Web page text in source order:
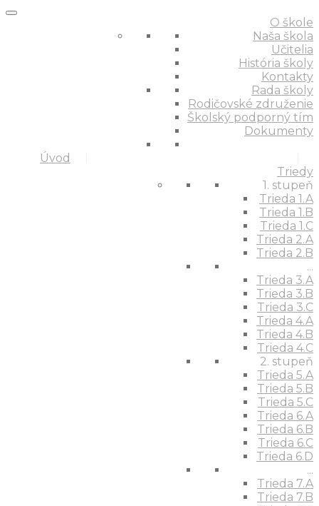
Úvod
O škole
Naša škola
Učitelia
História školy
Kontakty
Rada školy
Rodičovské združenie
Školský podporný tím
Dokumenty
Triedy
1. stupeň
Trieda 1.A
Trieda 1.B
Trieda 1.C
Trieda 2.A
Trieda 2.B
...
Trieda 3.A
Trieda 3.B
Trieda 3.C
Trieda 4.A
Trieda 4.B
Trieda 4.C
2. stupeň
Trieda 5.A
Trieda 5.B
Trieda 5.C
Trieda 6.A
Trieda 6.B
Trieda 6.C
Trieda 6.D
...
Trieda 7.A
Trieda 7.B